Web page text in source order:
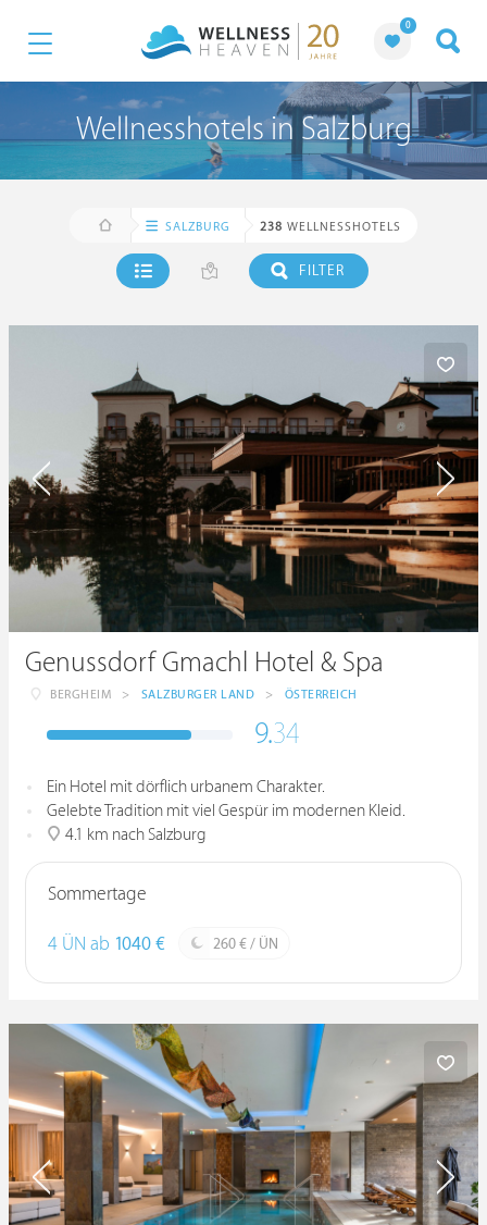
0
Wellnesshotels in Salzburg
SALZBURG 238 WELLNESSHOTELS
FILTER
Genussdorf Gmachl Hotel & Spa
BERGHEIM > SALZBURGER LAND > ÖSTERREICH
9.34
Ein Hotel mit dörflich urbanem Charakter.
Gelebte Tradition mit viel Gespür im modernen Kleid.
4.1 km nach Salzburg
Sommertage
4 ÜN ab 1040 € 260 € / ÜN